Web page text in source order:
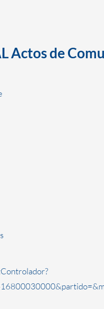
Actos de